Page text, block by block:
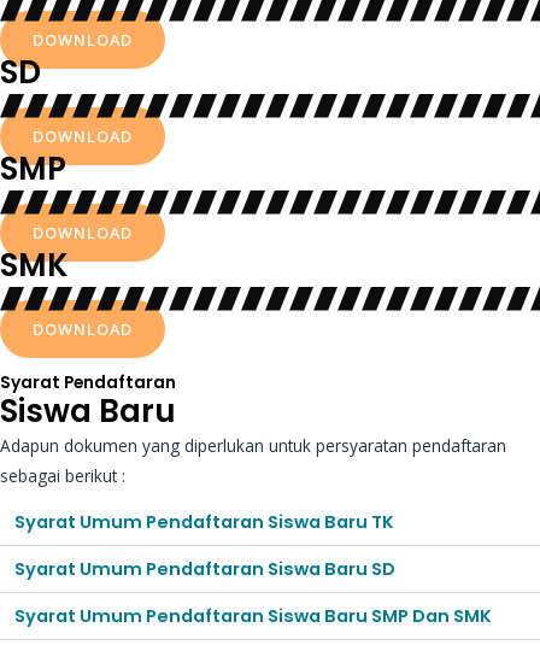
DOWNLOAD
SD
DOWNLOAD
SMP
DOWNLOAD
SMK
DOWNLOAD
Syarat Pendaftaran
Siswa Baru
Adapun dokumen yang diperlukan untuk persyaratan pendaftaran
sebagai berikut :
Syarat Umum Pendaftaran Siswa Baru TK
Syarat Umum Pendaftaran Siswa Baru SD
Syarat Umum Pendaftaran Siswa Baru SMP Dan SMK